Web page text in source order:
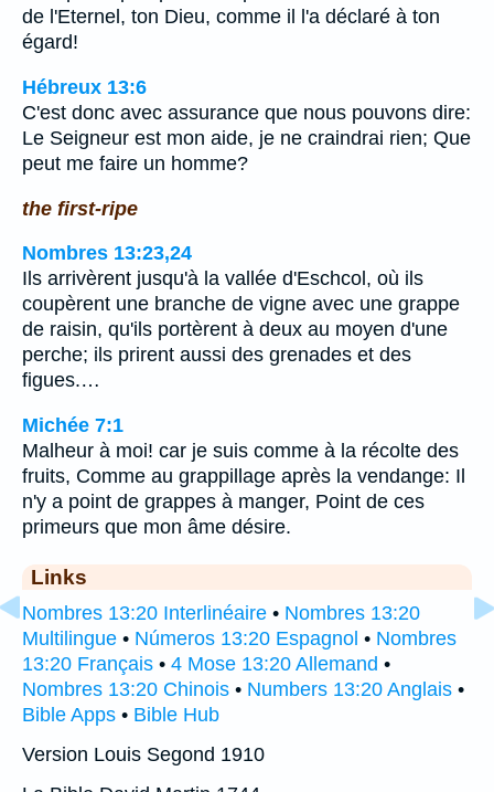
de l'Eternel, ton Dieu, comme il l'a déclaré à ton
égard!
Hébreux 13:6
C'est donc avec assurance que nous pouvons dire:
Le Seigneur est mon aide, je ne craindrai rien; Que
peut me faire un homme?
the first-ripe
Nombres 13:23,24
Ils arrivèrent jusqu'à la vallée d'Eschcol, où ils
coupèrent une branche de vigne avec une grappe
de raisin, qu'ils portèrent à deux au moyen d'une
perche; ils prirent aussi des grenades et des
figues.…
Michée 7:1
Malheur à moi! car je suis comme à la récolte des
fruits, Comme au grappillage après la vendange: Il
n'y a point de grappes à manger, Point de ces
primeurs que mon âme désire.
Links
Nombres 13:20 Interlinéaire • Nombres 13:20
Multilingue • Números 13:20 Espagnol • Nombres
13:20 Français • 4 Mose 13:20 Allemand •
Nombres 13:20 Chinois • Numbers 13:20 Anglais •
Bible Apps • Bible Hub
Version Louis Segond 1910